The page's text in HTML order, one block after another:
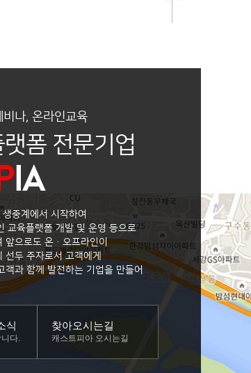
나, 온라인교육
폼 전문기업
중계에서 시작하여
교육플랫폼 개발 및 운영 등으로
앞으로도 온·오프라인이
선두 주자로서 고객에게
객과 함께 발전하는 기업을 만들어
식
다.
찾아오시는길
캐스트피아 오시는길